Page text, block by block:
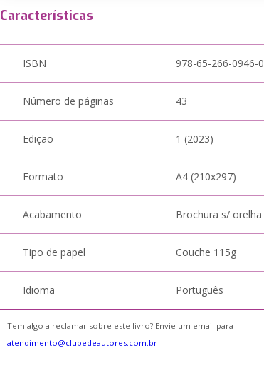
Características
ISBN 978-65-266-0946-0
Número de páginas 43
Edição 1 (2023)
Formato A4 (210x297)
Acabamento Brochura s/ orelha
Tipo de papel Couche 115g
Idioma Português
Tem algo a reclamar sobre este livro? Envie um email para
atendimento@clubedeautores.com.br